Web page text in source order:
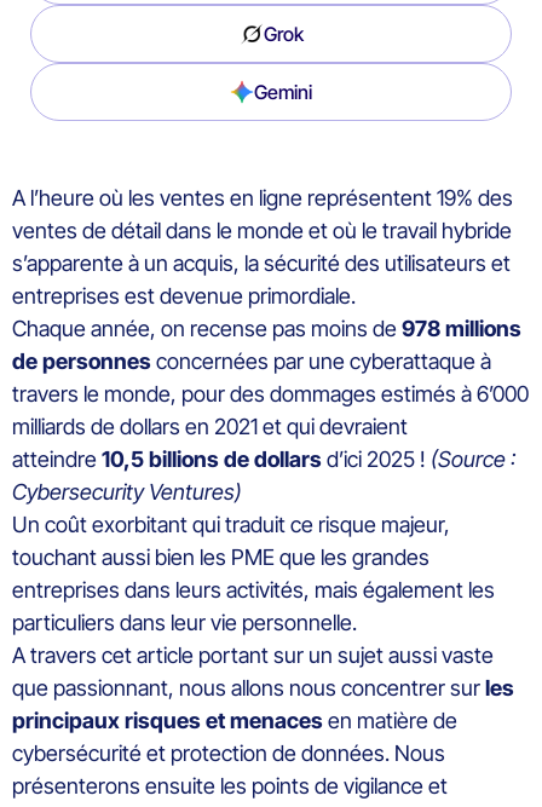
Grok
Gemini
A l’heure où les ventes en ligne représentent 19% des
ventes de détail dans le monde et où le travail hybride
s’apparente à un acquis, la sécurité des utilisateurs et
entreprises est devenue primordiale.
Chaque année, on recense pas moins de978 millions
de personnesconcernées par une cyberattaque à
travers le monde, pour des dommages estimés à 6’000
milliards de dollars en 2021 et qui devraient
atteindre10,5 billions de dollarsd’ici 2025 ! (Source :
Cybersecurity Ventures)
Un coût exorbitant qui traduit ce risque majeur,
touchant aussi bien les PME que les grandes
entreprises dans leurs activités, mais également les
particuliers dans leur vie personnelle.
A travers cet article portant sur un sujet aussi vaste
que passionnant, nous allons nous concentrer surles
principaux risques et menacesen matière de
cybersécurité et protection de données. Nous
présenterons ensuite les points de vigilance et